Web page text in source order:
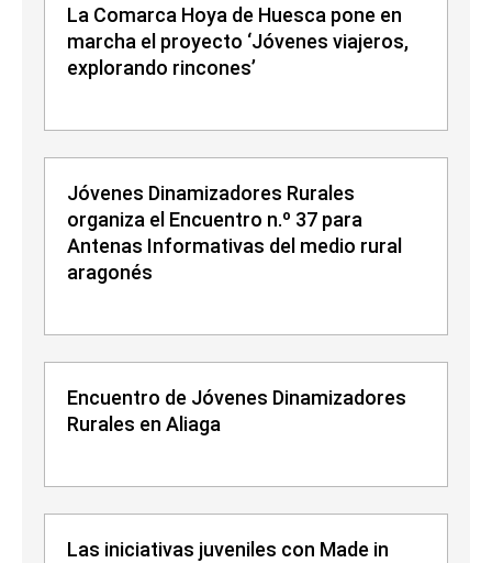
La Comarca Hoya de Huesca pone en
marcha el proyecto ‘Jóvenes viajeros,
explorando rincones’
Jóvenes Dinamizadores Rurales
organiza el Encuentro n.º 37 para
Antenas Informativas del medio rural
aragonés
Encuentro de Jóvenes Dinamizadores
Rurales en Aliaga
Las iniciativas juveniles con Made in